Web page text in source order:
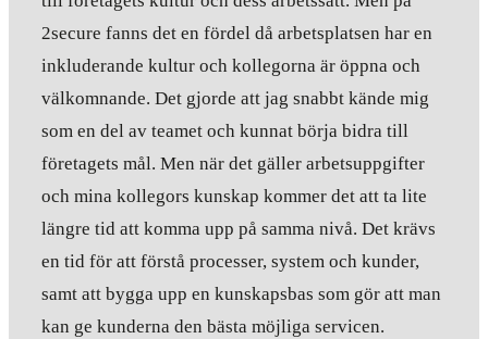
2secure fanns det en fördel då arbetsplatsen har en
inkluderande kultur och kollegorna är öppna och
välkomnande. Det gjorde att jag snabbt kände mig
som en del av teamet och kunnat börja bidra till
företagets mål. Men när det gäller arbetsuppgifter
och mina kollegors kunskap kommer det att ta lite
längre tid att komma upp på samma nivå. Det krävs
en tid för att förstå processer, system och kunder,
samt att bygga upp en kunskapsbas som gör att man
kan ge kunderna den bästa möjliga servicen.